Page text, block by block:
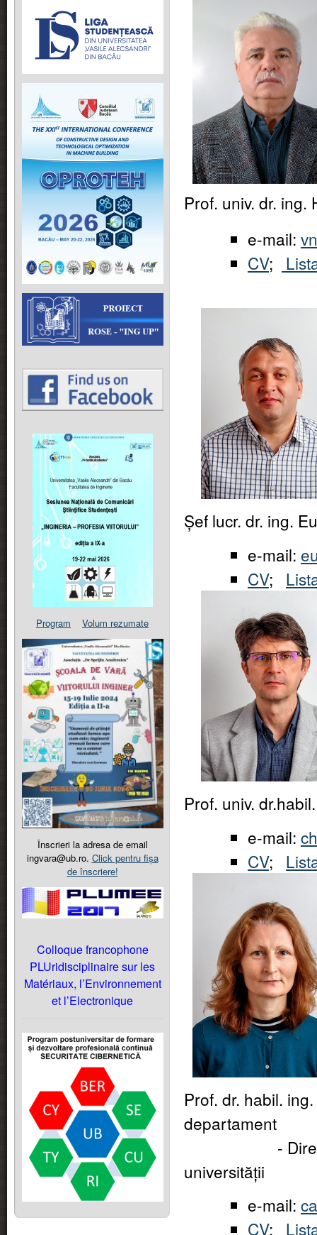
Program Volum rezumate
Înscrieri la adresa de email
ingvara@ub.ro. Click pentru fișa
de înscriere!
Colloque francophone
PLUridisciplinaire sur les
Matériaux, l’Environnement
et l’Electronique
Prof. univ. dr.
e-mail:
CV;
Șef lucr. dr. ing.
e-mail:
CV;
Prof. univ.
e-mail:
CV;
Prof. dr. habil.
departament
- Director
universității
e-mail:
CV;